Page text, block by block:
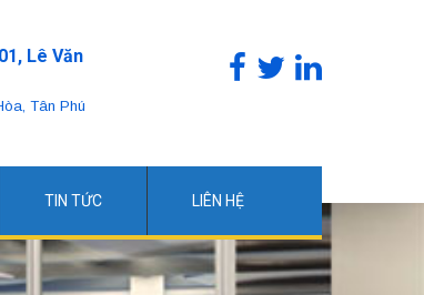
Lê Văn
Tân Phú
TIN TỨC LIÊN HỆ